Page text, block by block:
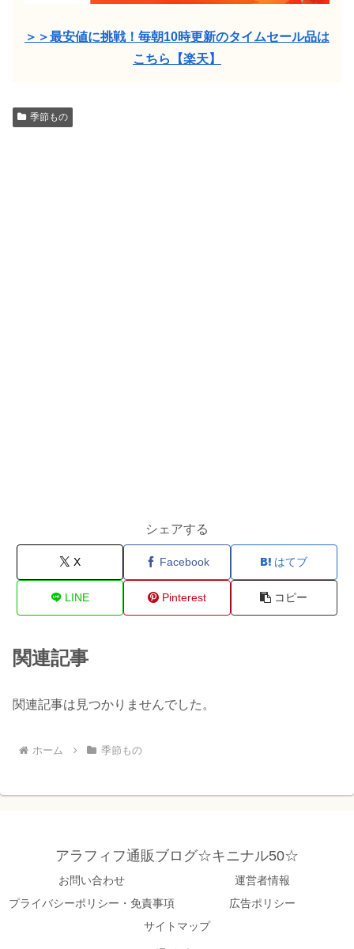
＞＞最安値に挑戦！毎朝10時更新のタイムセール品は
こちら【楽天】
季節もの
シェアする
X Facebook はてブ
LINE Pinterest コピー
関連記事
関連記事は見つかりませんでした。
ホーム 季節もの
アラフィフ通販ブログ☆キニナル50☆
お問い合わせ
運営者情報
プライバシーポリシー・免責事項
広告ポリシー
サイトマップ